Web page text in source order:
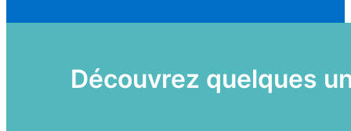
Découvrez quelques